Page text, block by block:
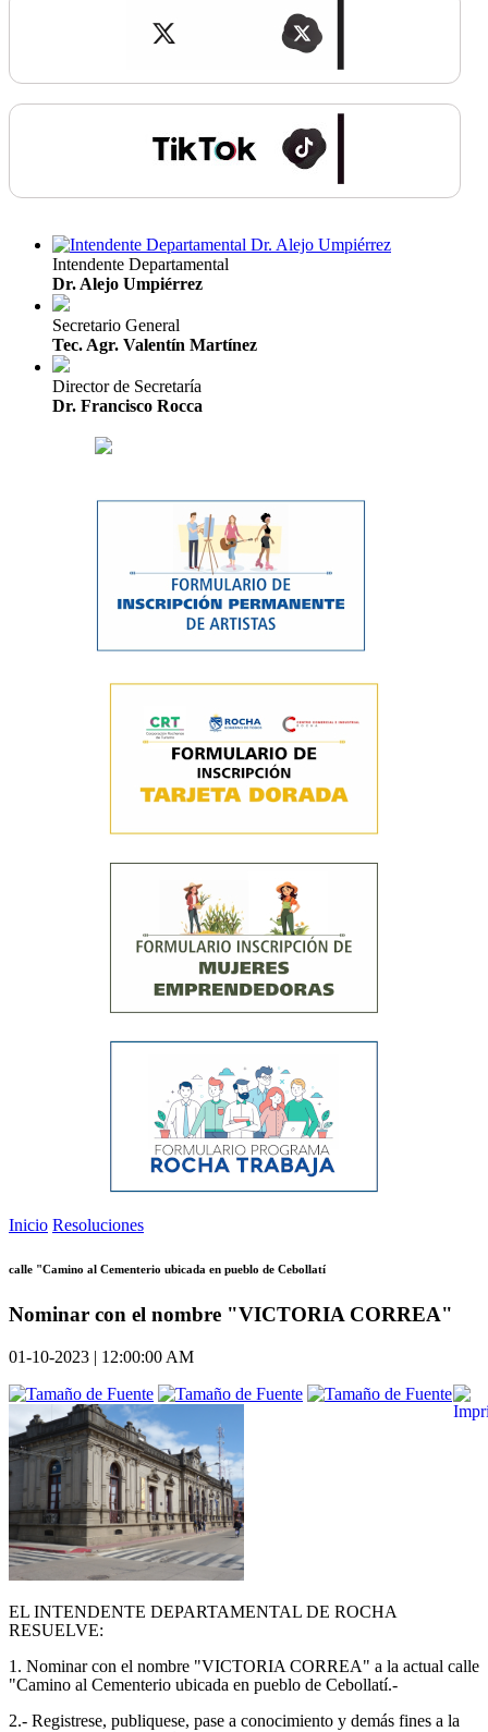
Intendente Departamental
Dr. Alejo Umpiérrez
Secretario General
Tec. Agr. Valentín Martínez
Director de Secretaría
Dr. Francisco Rocca
Inicio Resoluciones
calle "Camino al Cementerio ubicada en pueblo de Cebollatí
Nominar con el nombre "VICTORIA CORREA"
01-10-2023 | 12:00:00 AM
EL INTENDENTE DEPARTAMENTAL DE ROCHA
RESUELVE:
1. Nominar con el nombre "VICTORIA CORREA" a la actual calle
"Camino al Cementerio ubicada en pueblo de Cebollatí.-
2.- Registrese, publiquese, pase a conocimiento y demás fines a la